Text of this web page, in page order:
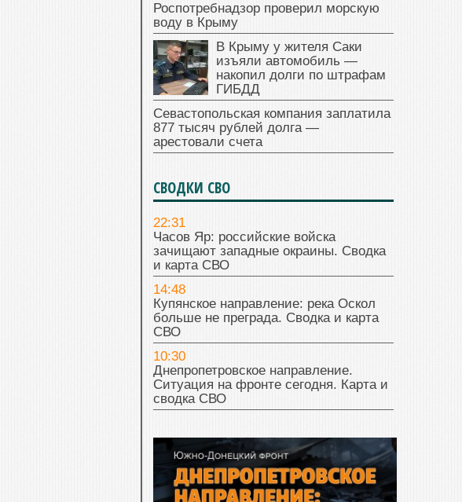
Роспотребнадзор проверил морскую
воду в Крыму
В Крыму у жителя Саки
изъяли автомобиль —
накопил долги по штрафам
ГИБДД
Севастопольская компания заплатила
877 тысяч рублей долга —
арестовали счета
СВОДКИ СВО
22:31
Часов Яр: российские войска
зачищают западные окраины. Сводка
и карта СВО
14:48
Купянское направление: река Оскол
больше не преграда. Сводка и карта
СВО
10:30
Днепропетровское направление.
Ситуация на фронте сегодня. Карта и
сводка СВО